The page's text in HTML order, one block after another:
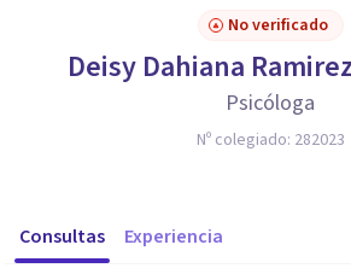
No verificado
Deisy Dahiana
Psicóloga
Nº colegiado: 282023
Consultas Experiencia